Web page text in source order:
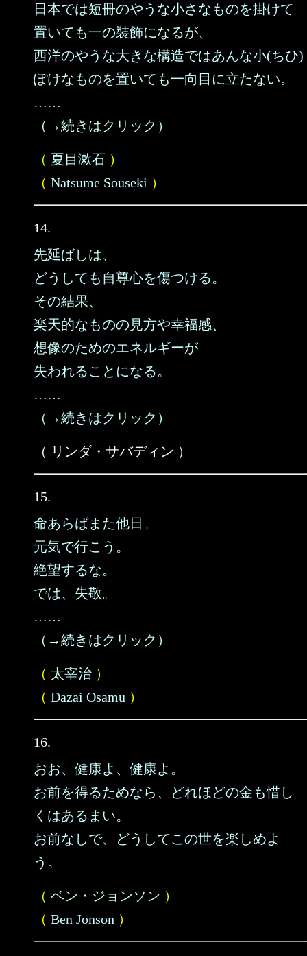
日本では短冊のやうな小さなものを掛けて
置いても一の裝飾になるが、
西洋のやうな大きな構造ではあんな小(ちひ)
ぽけなものを置いても一向目に立たない。
……
（→続きはクリック）
（ 夏目漱石 ）
（ Natsume Souseki ）
14.
先延ばしは、
どうしても自尊心を傷つける。
その結果、
楽天的なものの見方や幸福感、
想像のためのエネルギーが
失われることになる。
……
（→続きはクリック）
（ リンダ・サバディン ）
15.
命あらばまた他日。
元気で行こう。
絶望するな。
では、失敬。
……
（→続きはクリック）
（ 太宰治 ）
（ Dazai Osamu ）
16.
おお、健康よ、健康よ。
お前を得るためなら、どれほどの金も惜し
くはあるまい。
お前なしで、どうしてこの世を楽しめよ
う。
（ ベン・ジョンソン ）
（ Ben Jonson ）